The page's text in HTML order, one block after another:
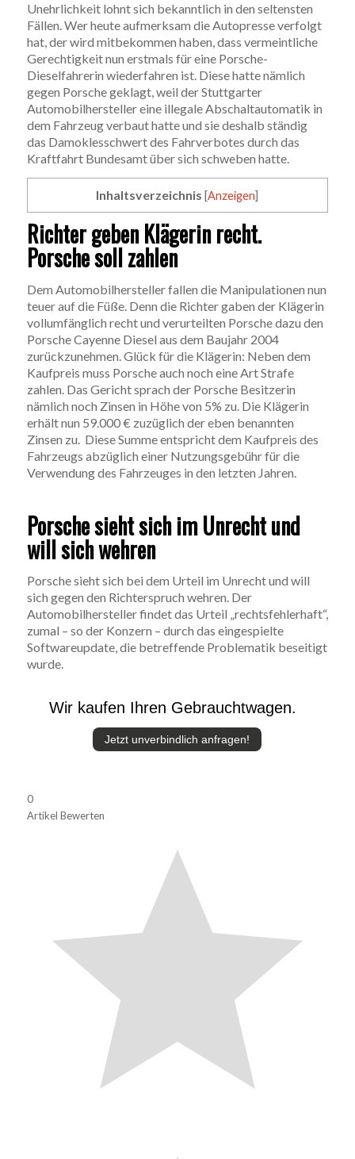
Unehrlichkeit lohnt sich bekanntlich in den seltensten
Fällen. Wer heute aufmerksam die Autopresse verfolgt
hat, der wird mitbekommen haben, dass vermeintliche
Gerechtigkeit nun erstmals für eine Porsche-
Dieselfahrerin wiederfahren ist. Diese hatte nämlich
gegen Porsche geklagt, weil der Stuttgarter
Automobilhersteller eine illegale Abschaltautomatik in
dem Fahrzeug verbaut hatte und sie deshalb ständig
das Damoklesschwert des Fahrverbotes durch das
Kraftfahrt Bundesamt über sich schweben hatte.
Inhaltsverzeichnis [Anzeigen]
Richter geben Klägerin recht.
Porsche soll zahlen
Dem Automobilhersteller fallen die Manipulationen nun
teuer auf die Füße. Denn die Richter gaben der Klägerin
vollumfänglich recht und verurteilten Porsche dazu den
Porsche Cayenne Diesel aus dem Baujahr 2004
zurückzunehmen. Glück für die Klägerin: Neben dem
Kaufpreis muss Porsche auch noch eine Art Strafe
zahlen. Das Gericht sprach der Porsche Besitzerin
nämlich noch Zinsen in Höhe von 5% zu. Die Klägerin
erhält nun 59.000 € zuzüglich der eben benannten
Zinsen zu. Diese Summe entspricht dem Kaufpreis des
Fahrzeugs abzüglich einer Nutzungsgebühr für die
Verwendung des Fahrzeuges in den letzten Jahren.
Porsche sieht sich im Unrecht und
will sich wehren
Porsche sieht sich bei dem Urteil im Unrecht und will
sich gegen den Richterspruch wehren. Der
Automobilhersteller findet das Urteil „rechtsfehlerhaft“,
zumal – so der Konzern – durch das eingespielte
Softwareupdate, die betreffende Problematik beseitigt
wurde.
Wir kaufen Ihren Gebrauchtwagen.
Jetzt unverbindlich anfragen!
0
Artikel Bewerten